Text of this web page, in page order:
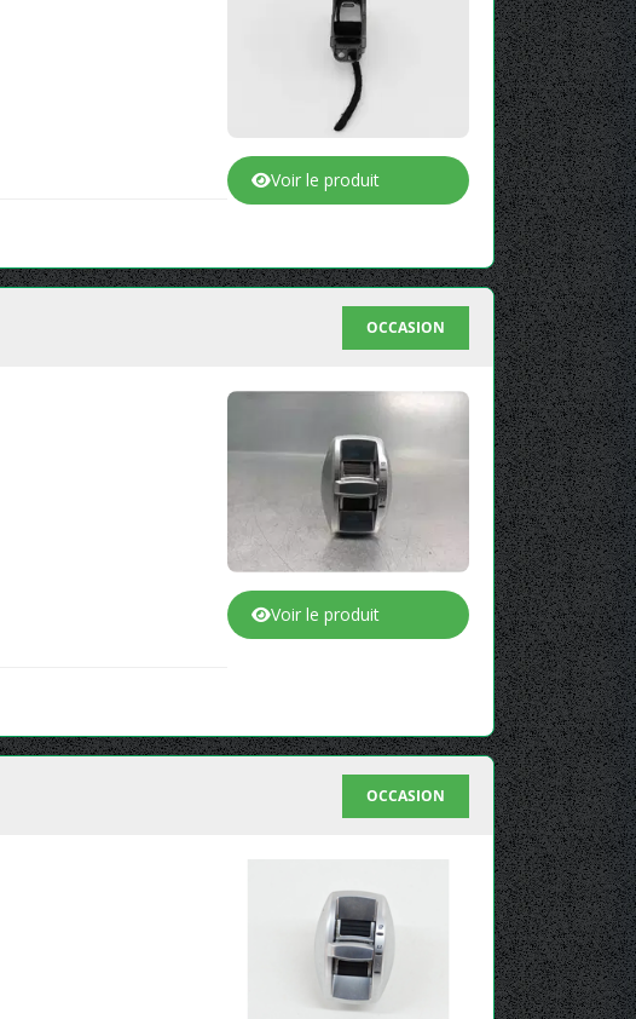
Voir le produit
OCCASION
Voir le produit
OCCASION